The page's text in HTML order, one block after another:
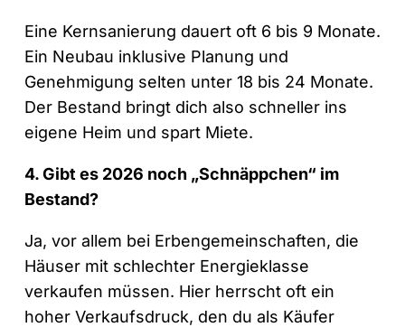
Eine Kernsanierung dauert oft 6 bis 9 Monate.
Ein Neubau inklusive Planung und
Genehmigung selten unter 18 bis 24 Monate.
Der Bestand bringt dich also schneller ins
eigene Heim und spart Miete.
4. Gibt es 2026 noch „Schnäppchen“ im
Bestand?
Ja, vor allem bei Erbengemeinschaften, die
Häuser mit schlechter Energieklasse
verkaufen müssen. Hier herrscht oft ein
hoher Verkaufsdruck, den du als Käufer